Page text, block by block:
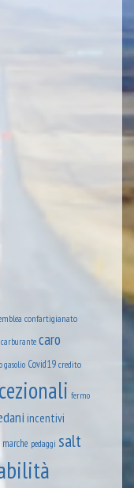
confartigianato
carburante caro
gasolio Covid19credito
fermo
incentivi
marche pedaggi salt